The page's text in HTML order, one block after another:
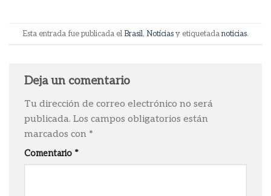
Esta entrada fue publicada el Brasil, Notíciasy etiquetadanoticias.
Deja un comentario
Tu dirección de correo electrónico no será
publicada. Los campos obligatorios están
marcados con *
Comentario *